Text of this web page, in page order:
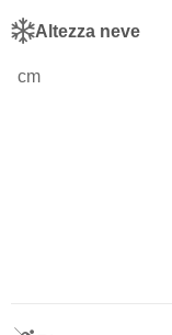
Altezza neve
cm